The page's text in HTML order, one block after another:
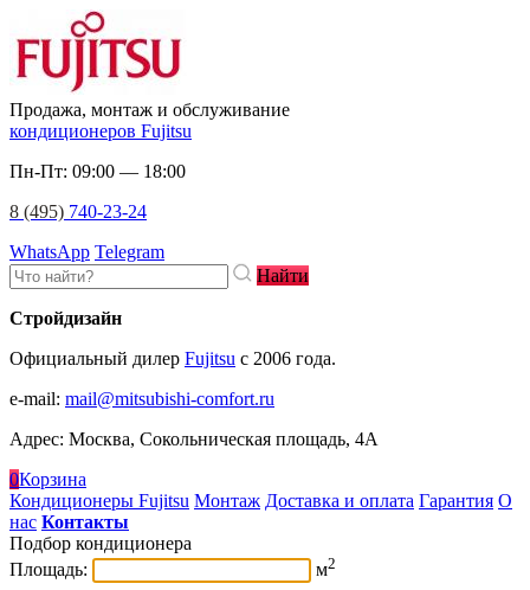
Продажа, монтаж и обслуживание
кондиционеров Fujitsu
Пн-Пт: 09:00 — 18:00
8 (495) 740-23-24
WhatsApp Telegram
Найти
Стройдизайн
Официальный дилер Fujitsu c 2006 года.
e-mail: mail@mitsubishi-comfort.ru
Адрес: Москва, Сокольническая площадь, 4А
0Корзина
Кондиционеры Fujitsu Монтаж Доставка и оплата Гарантия О
нас Контакты
Подбор кондиционера
Площадь:
м2